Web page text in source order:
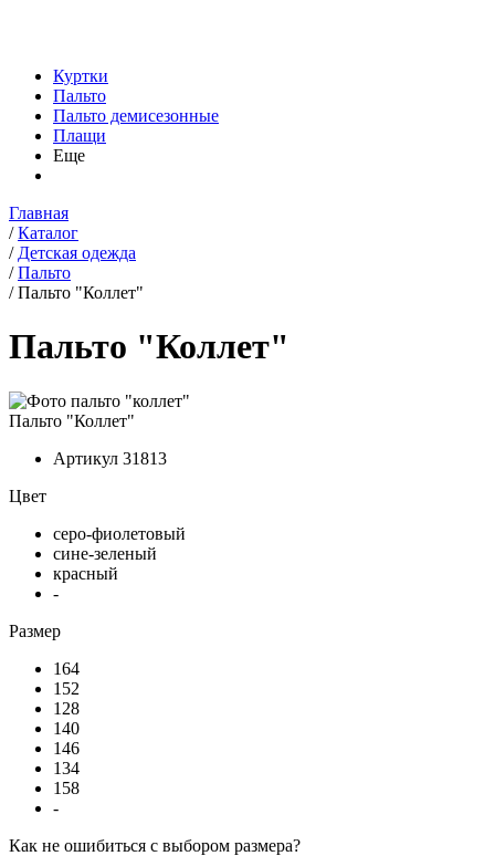
Куртки
Пальто
Пальто демисезонные
Плащи
Еще
Главная
/ Каталог
/ Детская одежда
/ Пальто
/ Пальто "Коллет"
Пальто "Коллет"
Пальто "Коллет"
Артикул 31813
Цвет
серо-фиолетовый
сине-зеленый
красный
-
Размер
164
152
128
140
146
134
158
-
Как не ошибиться с выбором размера?